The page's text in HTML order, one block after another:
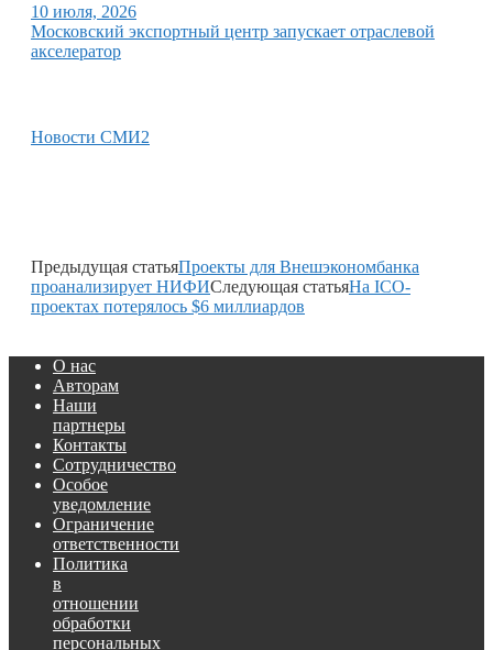
10 июля, 2026
Московский экспортный центр запускает отраслевой
акселератор
Новости СМИ2
Предыдущая статьяПроекты для Внешэкономбанка
проанализирует НИФИСледующая статьяНа ICO-
проектах потерялось $6 миллиардов
О нас
Авторам
Наши
партнеры
Контакты
Сотрудничество
Особое
уведомление
Ограничение
ответственности
Политика
в
отношении
обработки
персональных